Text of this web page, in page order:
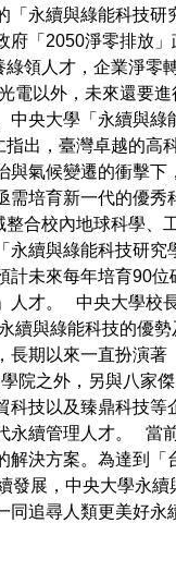
永續與綠能科技研
「2050淨零排放
領人才，企業淨零
電以外，未來還要
央大學「永續與綠
出，臺灣卓越的高
氣候變遷的衝擊下
培育新一代的優秀
合校內地球科學、
續與綠能科技研究
未來每年培育90位
人才。 中央大學校
與綠能科技的優勢
期以來一直扮演著
院之外，另與八家
技以及臻鼎科技等
永續管理人才。 當
決方案。為達到「
發展，中央大學永
追尋人類更美好永